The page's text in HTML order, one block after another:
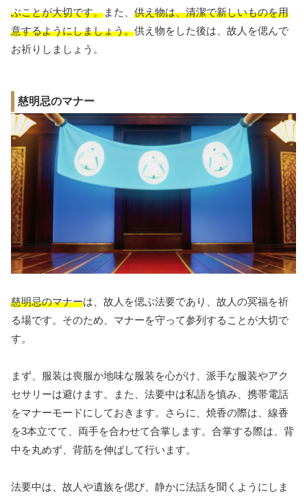
ぶことが大切です。また、 供え物は、清潔で新しいものを用
意するようにしましょう。供え物をした後は、故人を偲んで
お祈りしましょう。
慈明忌のマナー
慈明忌のマナーは、故人を偲ぶ法要であり、故人の冥福を祈
る場です。そのため、マナーを守って参列することが大切で
す。
まず、服装は喪服か地味な服装を心がけ、派手な服装やアク
セサリーは避けます。また、法要中は私語を慎み、携帯電話
をマナーモードにしておきます。さらに、焼香の際は、線香
を3本立てて、両手を合わせて合掌します。合掌する際は、背
中を丸めず、背筋を伸ばして行います。
法要中は、故人や遺族を偲び、静かに法話を聞くようにしま